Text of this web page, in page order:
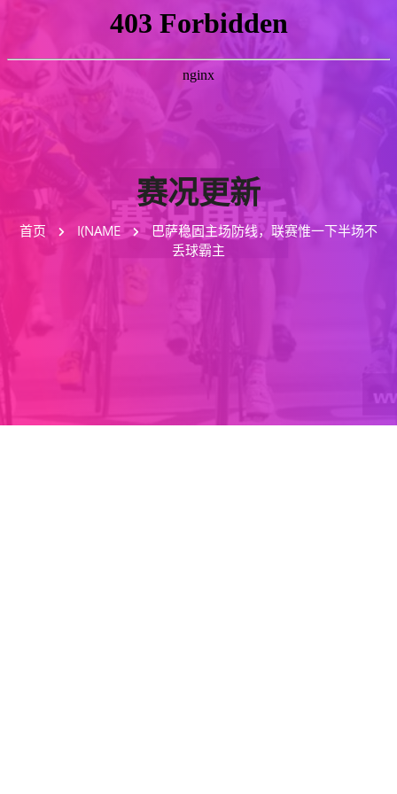
赛况更新
首页 I(NAME
巴萨稳固主场防线，联赛惟一下半场不
丢球霸主